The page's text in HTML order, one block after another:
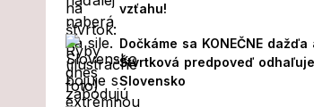
vzťahu!
Dočkáme sa KONEČNE
Štvrtková predpoveď
Slovensko